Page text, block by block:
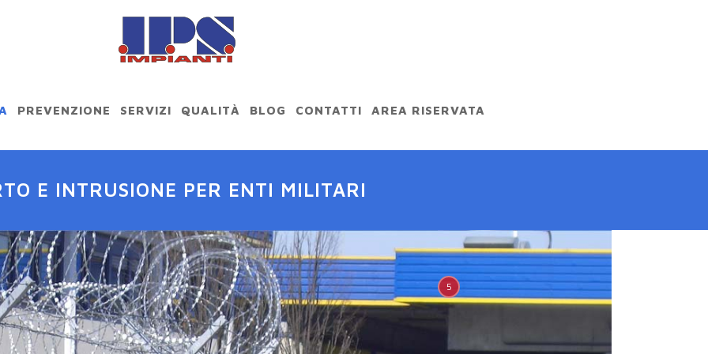
PREVENZIONE SERVIZI QUALITÀ BLOG CONTATTI AREA RISERVATA
E INTRUSIONE PER ENTI MILITARI
5